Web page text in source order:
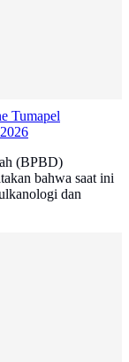
Tumapel
(BPBD)
bahwa saat ini
dan